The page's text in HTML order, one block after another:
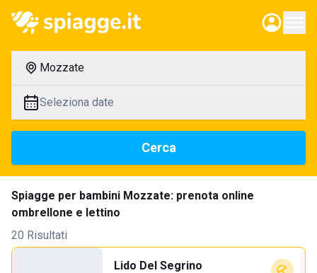
Mozzate
Seleziona date
Cerca
Spiagge per bambini Mozzate: prenota online
ombrellone e lettino
20 Risultati
Lido Del Segrino